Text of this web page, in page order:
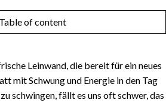
Table of content
Leinwand, die bereit für ein neues
mit Schwung und Energie in den Tag
schwingen, fällt es uns oft schwer, das